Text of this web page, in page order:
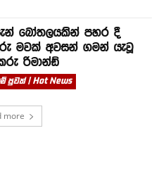
බෝතලයකින් පහර දී
මවක් අවසන් ගමන් යැවූ
රිමාන්ඩ්
පුවත් | Hot News
more